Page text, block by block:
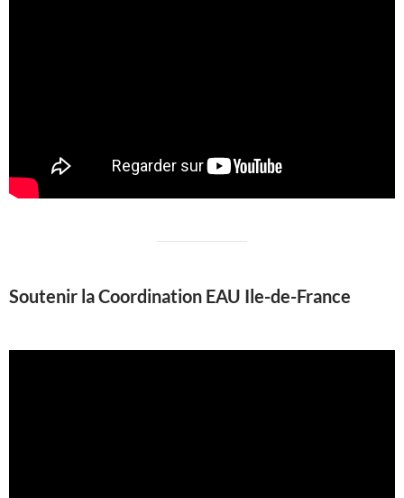
Soutenir la Coordination EAU Ile-de-France